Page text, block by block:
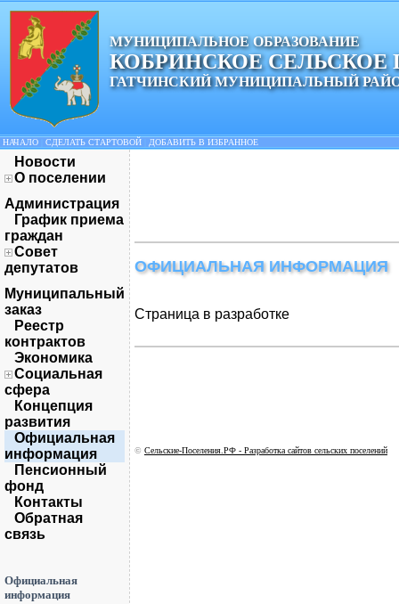
МУНИЦИПАЛЬНОЕ ОБРАЗОВАНИЕ
КОБРИНСКОЕ СЕЛЬСКОЕ
ГАТЧИНСКИЙ МУНИЦИПАЛЬНЫЙ
НАЧАЛО СДЕЛАТЬ СТАРТОВОЙ ДОБАВИТЬ В ИЗБРАННОЕ
Новости
О поселении
Администрация
График приема
граждан
Совет
депутатов
Муниципальный
заказ
Реестр
контрактов
Экономика
Социальная
сфера
Концепция
развития
Официальная
информация
Пенсионный
фонд
Контакты
Обратная
связь
Официальная
информация
ОФИЦИАЛЬНАЯ ИНФОРМАЦИЯ
Страница в разработке
© Сельские-Поселения.РФ - Разработка сайтов сельских поселений